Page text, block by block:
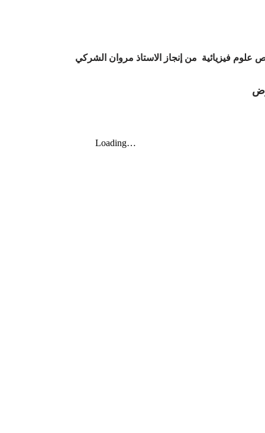
فيزيائية من إنجاز الاستاذ مروان الشركي